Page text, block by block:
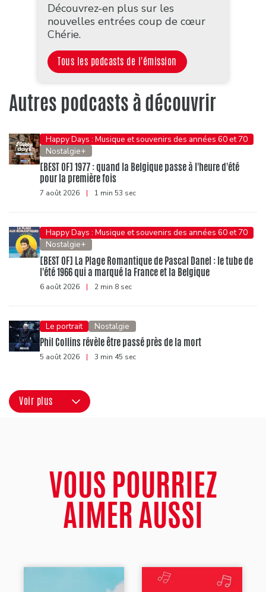
Découvrez-en plus sur les
nouvelles entrées coup de cœur
Chérie.
Tous les podcasts de l'émission
Autres podcasts à découvrir
Happy Days : Musique et souvenirs des années 60 et 70
Nostalgie+
[BEST OF] 1977 : quand la Belgique passe à l'heure d'été
pour la première fois
7 août 2026 | 1 min 53 sec
Happy Days : Musique et souvenirs des années 60 et 70
Nostalgie+
[BEST OF] La Plage Romantique de Pascal Danel : le tube de
l'été 1966 qui a marqué la France et la Belgique
6 août 2026 | 2 min 8 sec
Le portrait Nostalgie
Phil Collins révèle être passé près de la mort
5 août 2026 | 3 min 45 sec
Voir plus
VOUS POURRIEZ
AIMER AUSSI